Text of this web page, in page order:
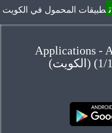
تطبيقات المحمول في الكويت
Applications -